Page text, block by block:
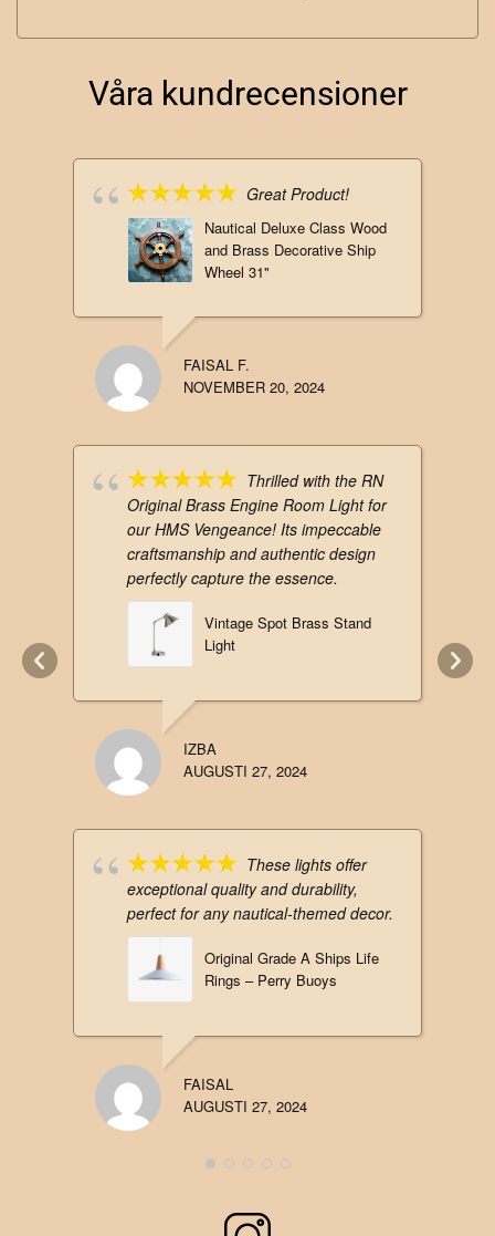
Våra kundrecensioner
Great Product!
Nautical Deluxe Class Wood
and Brass Decorative Ship
Wheel 31"
FAISAL F.
NOVEMBER 20, 2024
Thrilled with the RN
Original Brass Engine Room Light for
our HMS Vengeance! Its impeccable
craftsmanship and authentic design
perfectly capture the essence.
Vintage Spot Brass Stand
Light
IZBA
AUGUSTI 27, 2024
These lights offer
exceptional quality and durability,
perfect for any nautical-themed decor.
Original Grade A Ships Life
Rings – Perry Buoys
FAISAL
AUGUSTI 27, 2024